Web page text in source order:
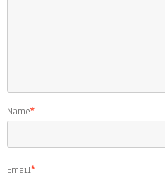
Name*
Email*